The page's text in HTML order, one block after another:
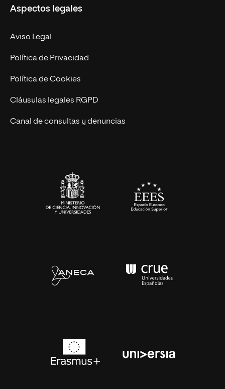
Empresa
MBA
Marketing y Comunicación
Ingeniería
Diseño
Ciencias de la Salud
Nuestro Equipo
Contacto
Aspectos legales
Aviso Legal
Política de Privacidad
Política de Cookies
Cláusulas legales RGPD
Canal de consultas y denuncias